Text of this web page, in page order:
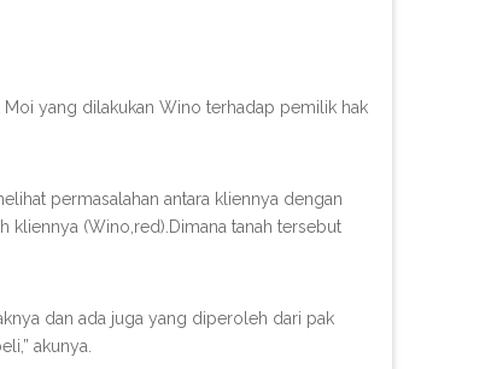
yang dilakukan Wino terhadap pemilik hak
permasalahan antara kliennya dengan
kliennya (Wino,red).Dimana tanah tersebut
dan ada juga yang diperoleh dari pak
akunya.